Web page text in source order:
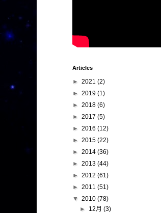
Articles
► 2021 (2)
► 2019 (1)
► 2018 (6)
► 2017 (5)
► 2016 (12)
► 2015 (22)
► 2014 (36)
► 2013 (44)
► 2012 (61)
► 2011 (51)
▼ 2010 (78)
► 12月(3)